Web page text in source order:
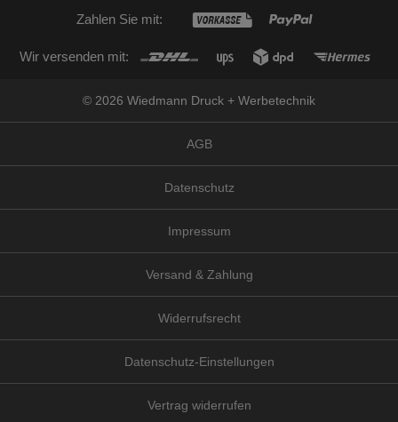
Zahlen Sie mit:
Wir versenden mit:
© 2026 Wiedmann Druck + Werbetechnik
AGB
Datenschutz
Impressum
Versand & Zahlung
Widerrufsrecht
Datenschutz-Einstellungen
Vertrag widerrufen